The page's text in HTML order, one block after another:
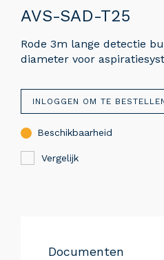
AVS-SAD-T25
Rode 3m lange detectie
diameter voor
INLOGGEN OM TE
Beschikbaarheid
Vergelijk
Documenten